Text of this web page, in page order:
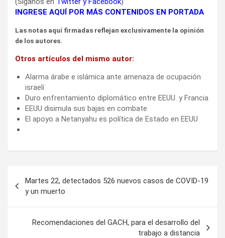
INGRESE AQUÍ POR MÁS CONTENIDOS EN PORTADA
Las notas aquí firmadas reflejan exclusivamente la opinión
de los autores.
Otros artículos del mismo autor:
Alarma árabe e islámica ante amenaza de ocupación
israelí
Duro enfrentamiento diplomático entre EEUU. y Francia
EEUU disimula sus bajas en combate
El apoyo a Netanyahu es política de Estado en EEUU
de
entradas
Martes 22, detectados 526 nuevos casos de COVID-19
y un muerto
Recomendaciones del GACH, para el desarrollo del
trabajo a distancia